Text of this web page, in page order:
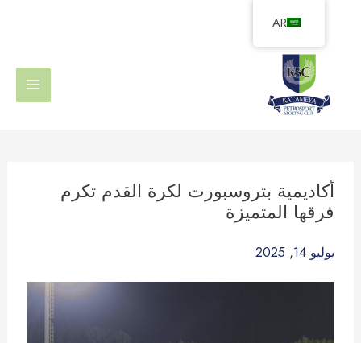
المحتوى
أكاديمية بتروسبورت لكرة القدم تكرم
فرقها المتميزة
يوليو 14, 2025
AR